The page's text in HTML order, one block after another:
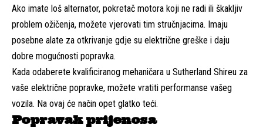
Ako imate loš alternator, pokretač motora koji ne radi ili škakljiv
problem ožičenja, možete vjerovati tim stručnjacima. Imaju
posebne alate za otkrivanje gdje su električne greške i daju
dobre mogućnosti popravka.
Kada odaberete kvalificiranog mehaničara u Sutherland Shireu za
vaše električne popravke, možete vratiti performanse vašeg
vozila. Na ovaj će način opet glatko teći.
Popravak prijenosa